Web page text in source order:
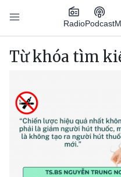
Nhảy đến nội dung
RadioPodcast
Main navigation
Từ khóa tìm